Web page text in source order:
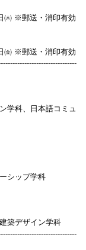
㈭ ※郵送・消印有効
㈮ ※郵送・消印有効
学科、日本語コミュ
シップ学科
築デザイン学科